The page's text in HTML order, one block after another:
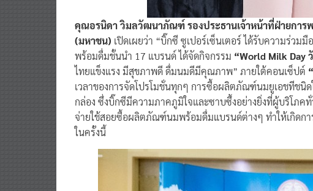
คุณอรนิดา วิมลวัฒนาภัณฑ์ รองประธานเจ้าหน้าที่ฝ่ายการ
(มหาชน) เปิดเผยว่า “บิ๊กซี ซูเปอร์เซ็นเตอร์ ได้รับความร่
พร้อมดื่มชั้นนำ 17 แบรนด์ ได้จัดกิจกรรม “World Milk Day
ไทยแข็งแรง มีสุขภาพดี ดื่มนมดีมีคุณภาพ” ภายใต้คอนเซ็ปต์
เวลาของการจัดโปรโมชั่นทุกๆ การซื้อผลิตภัณฑ์นมยูเอชทีชนิ
กล่อง ซึ่งบิ๊กซีมีความภาคภูมิใจและซาบซึ้งอย่างยิ่งที่ผู้บริโภค
จ่ายใช้สอยซื้อผลิตภัณฑ์นมพร้อมดื่มแบรนด์ต่างๆ ทำให้เกิดก
ในครั้งนี้